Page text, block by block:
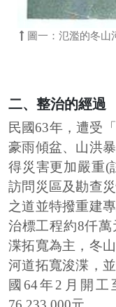
圖一：氾濫的冬山
二、整治的經過
民國63年，遭受
豪雨傾盆、山洪
得災害更加嚴重(
訪問災區及勘查
之道並特撥重建
治標工程約8仟
渫拓寬為主，冬
河道拓寬浚渫，
國64年2月開